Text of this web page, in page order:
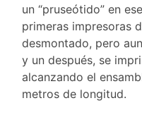
un “pruseótido” en
primeras impresoras
desmontado, pero
y un después, se
alcanzando el
metros de longitud.